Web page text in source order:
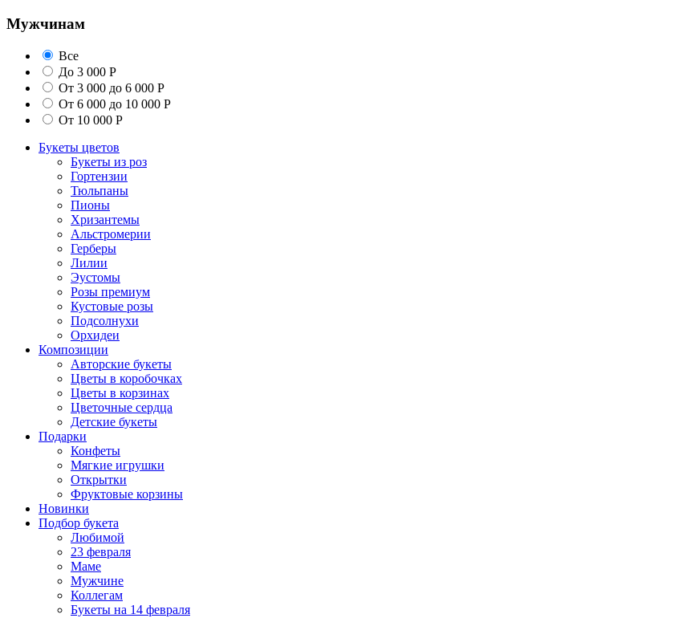
Мужчинам
Все
До 3 000 Р
От 3 000 до 6 000 Р
От 6 000 до 10 000 Р
От 10 000 Р
Букеты цветов
Букеты из роз
Гортензии
Тюльпаны
Пионы
Хризантемы
Альстромерии
Герберы
Лилии
Эустомы
Розы премиум
Кустовые розы
Подсолнухи
Орхидеи
Композиции
Авторские букеты
Цветы в коробочках
Цветы в корзинах
Цветочные сердца
Детские букеты
Подарки
Конфеты
Мягкие игрушки
Открытки
Фруктовые корзины
Новинки
Подбор букета
Любимой
23 февраля
Маме
Мужчине
Коллегам
Букеты на 14 февраля